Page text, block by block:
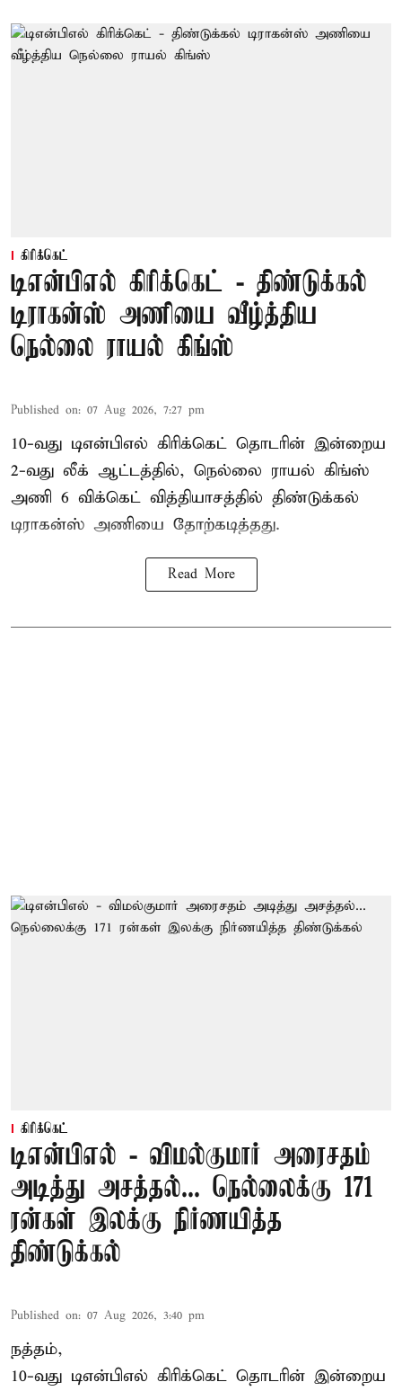
கிரிக்கெட்
டிஎன்பிஎல் கிரிக்கெட் - திண்டுக்கல்
டிராகன்ஸ் அணியை வீழ்த்திய
நெல்லை ராயல் கிங்ஸ்
Published on: 07 Aug 2026, 7:27 pm
10-வது டிஎன்பிஎல் கிரிக்கெட் தொடரின் இன்றைய
2-வது லீக் ஆட்டத்தில், நெல்லை ராயல் கிங்ஸ்
அணி 6 விக்கெட் வித்தியாசத்தில் திண்டுக்கல்
டிராகன்ஸ் அணியை தோற்கடித்தது.
Read More
கிரிக்கெட்
டிஎன்பிஎல் - விமல்குமார் அரைசதம்
அடித்து அசத்தல்... நெல்லைக்கு 171
ரன்கள் இலக்கு நிர்ணயித்த
திண்டுக்கல்
Published on: 07 Aug 2026, 3:40 pm
நத்தம்,
10-வது டிஎன்பிஎல் கிரிக்கெட் தொடரின் இன்றைய